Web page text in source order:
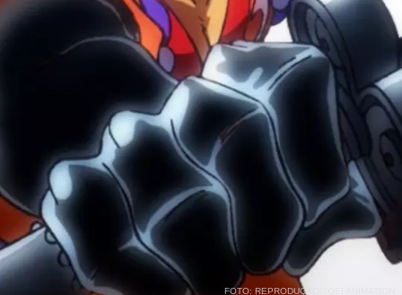
FOTO: REPRODUÇÃO/TOEI ANIMATION